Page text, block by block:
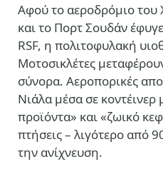
Αφού το αεροδρόμιο
και το Πορτ Σουδάν
RSF, η πολιτοφυλακή
Μοτοσικλέτες
σύνορα. Αεροπορικές
Νιάλα μέσα σε κοντέινερ
προϊόντα» και «ζωικό
πτήσεις – λιγότερο από
την ανίχνευση.